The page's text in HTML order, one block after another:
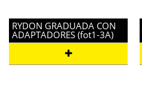
RYDON GRADUADA CON
ADAPTADORES (fot1-3A)